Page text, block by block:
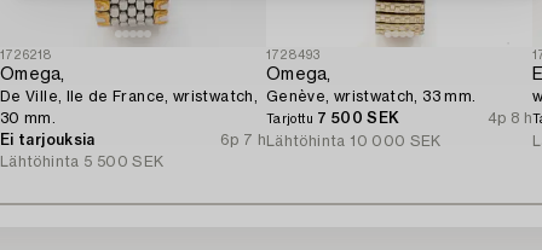
1726218
Omega,
De Ville, Ile de France, wristwatch,
30 mm.
Ei tarjouksia
6p 7 h
Lähtöhinta 5 500 SEK
1728493
Omega,
Genève, wristwatch, 33 mm.
Tarjottu 7 500 SEK
4p 8 h
Lähtöhinta 10 000 SEK